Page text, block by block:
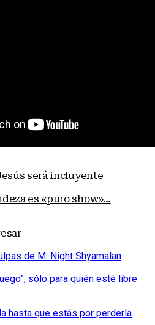
será incluyente
es «puro show»…
de M. Night Shyamalan
sólo para quién esté libre
hasta que estás por perderla